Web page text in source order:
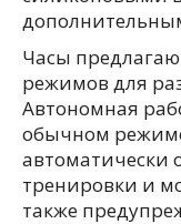
Часы
режимов для
Автономная
обычном
автоматически
тренировки и
также